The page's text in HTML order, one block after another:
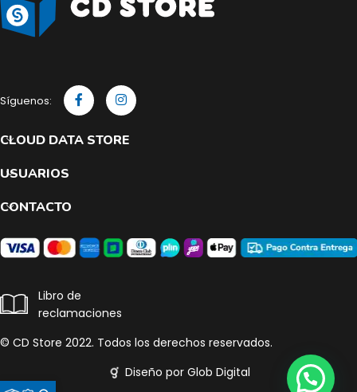
Síguenos:
CLOUD DATA STORE
USUARIOS
CONTACTO
Libro de
reclamaciones
© CD Store 2022. Todos los derechos reservados.
Diseño por Glob Digital